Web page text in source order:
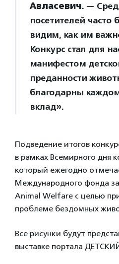
Авласевич. —
посетителей
видим, как им
Конкурс стал для
манифестом
преданности
благодарны
вклад».
Подведение итогов
в рамках Всемирного дня
который ежегодно
Международного фонда
Animal Welfare с целью
проблеме бездомных
Все рисунки будут
выставке портала